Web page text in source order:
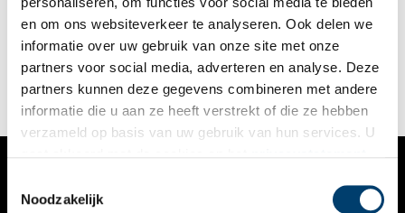
en om ons websiteverkeer te analyseren. Ook delen we
informatie over uw gebruik van onze site met onze
partners voor social media, adverteren en analyse. Deze
partners kunnen deze gegevens combineren met andere
informatie die u aan ze heeft verstrekt of die ze hebben
verzameld op basis van uw gebruik van hun services. U
Noodzakelijk
uitzendingen kwamen de eerste jaren uit Bussum, pas later
kwam in Hilversum het Omroepkwartier (nu Media Park) in
beeld.
VERHALEN